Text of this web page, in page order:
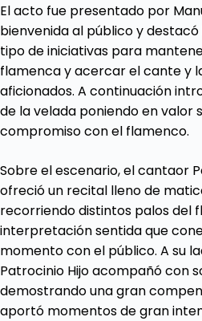
El acto fue presentado por
bienvenida al público y
tipo de iniciativas para
flamenca y acercar el cante y
aficionados. A continuación
de la velada poniendo en valor
compromiso con el flamenco.
Sobre el escenario, el cantaor
ofreció un recital lleno de
recorriendo distintos palos del
interpretación sentida que
momento con el público. A su
Patrocinio Hijo acompañó con
demostrando una gran
aportó momentos de gran